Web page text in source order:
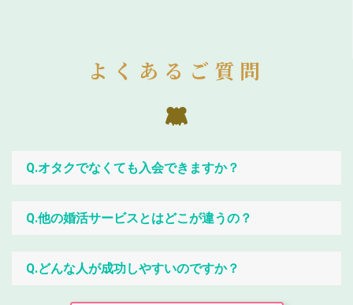
よくあるご質問
Q.オタクでなくても入会できますか？
Q.他の婚活サービスとはどこが違うの？
Q.どんな人が成功しやすいのですか？